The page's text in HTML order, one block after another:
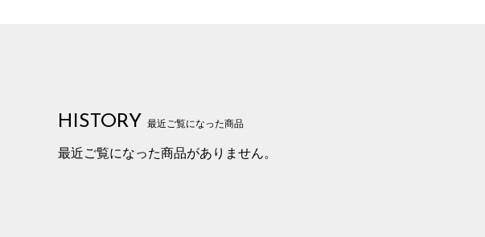
HISTORY 最近ご覧になった商品
最近ご覧になった商品がありません。